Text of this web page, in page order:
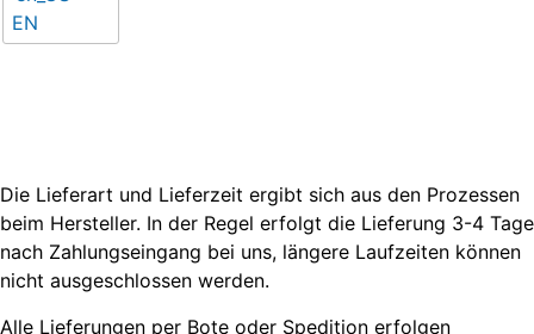
EN
Die Lieferart und Lieferzeit ergibt sich aus den Prozessen
beim Hersteller. In der Regel erfolgt die Lieferung 3-4 Tage
nach Zahlungseingang bei uns, längere Laufzeiten können
nicht ausgeschlossen werden.
Alle Lieferungen per Bote oder Spedition erfolgen